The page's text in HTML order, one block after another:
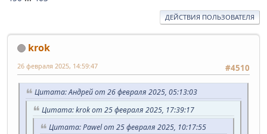
ДЕЙСТВИЯ ПОЛЬЗОВАТЕЛЯ
krok
#4510
26 февраля 2025, 14:59:47
Цитата: Андрей от 26 февраля 2025, 05:13:03
Цитата: krok от 25 февраля 2025, 17:39:17
Цитата: Pawel от 25 февраля 2025, 10:17:55